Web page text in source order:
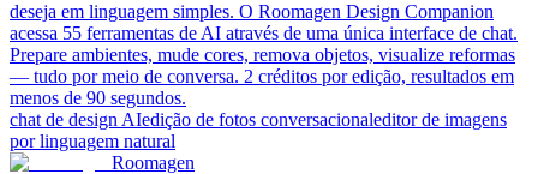
deseja em linguagem simples. O Roomagen Design Companion
acessa 55 ferramentas de AI através de uma única interface de chat.
Prepare ambientes, mude cores, remova objetos, visualize reformas
— tudo por meio de conversa. 2 créditos por edição, resultados em
menos de 90 segundos.
chat de design AIedição de fotos conversacionaleditor de imagens
por linguagem natural
Roomagen